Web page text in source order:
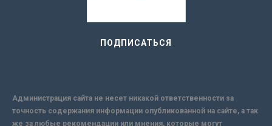
Администрация сайта не несет никакой ответственности за
точность содержания информации опубликованной на сайте, а так
же за любые рекомендации или мнения, которые могут